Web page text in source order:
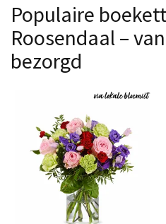
Populaire
Roosendaal –
bezorgd